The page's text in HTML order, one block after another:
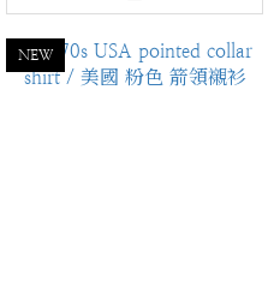
NEW